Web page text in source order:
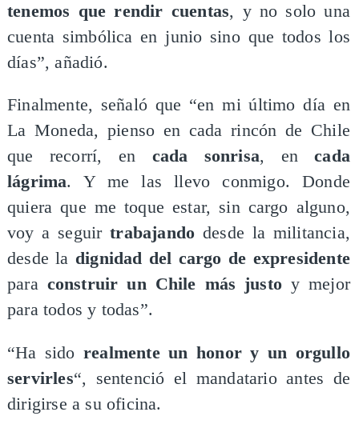
tenemos que rendir cuentas, y no solo una
cuenta simbólica en junio sino que todos los
días”, añadió.
Finalmente, señaló que “en mi último día en
La Moneda, pienso en cada rincón de Chile
que recorrí, en cada sonrisa, encada
lágrima. Y me las llevo conmigo. Donde
quiera que me toque estar, sin cargo alguno,
voy a seguirtrabajando desde la militancia,
desde la dignidad del cargo de expresidente
para construir un Chile más justo y mejor
para todos y todas”.
“Ha sidorealmente un honor y un orgullo
servirles“, sentenció el mandatario antes de
dirigirse a su oficina.